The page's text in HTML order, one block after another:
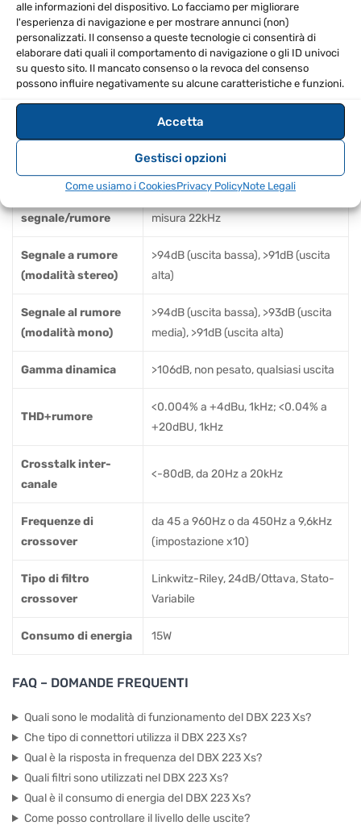
alle informazioni del dispositivo. Lo facciamo per migliorare
l'esperienza di navigazione e per mostrare annunci (non)
personalizzati. Il consenso a queste tecnologie ci consentirà di
elaborare dati quali il comportamento di navigazione o gli ID univoci
su questo sito. Il mancato consenso o la revoca del consenso
possono influire negativamente su alcune caratteristiche e funzioni.
Accetta
Gestisci opzioni
Come usiamo i CookiesPrivacy PolicyNote Legali
Ohm
Uscita massima
>+21dBu bilanciato / sbilanciato in
2kOhms o maggiore
Larghezza di banda da 20Hz a 20kHz, +/-0.5dB
Risposta in
<3Hz a >90kHz, +0/-3dB
segnale/rumore
misura 22kHz
Segnale a rumore
(modalità stereo)
>94dB (uscita bassa), >91dB (uscita
alta)
Segnale al rumore
(modalità mono)
>94dB (uscita bassa), >93dB (uscita
media), >91dB (uscita alta)
Gamma dinamica >106dB, non pesato, qualsiasi uscita
THD+rumore
<0.004% a +4dBu, 1kHz; <0.04% a
+20dBU, 1kHz
Crosstalk inter-
canale
<-80dB, da 20Hz a 20kHz
Frequenze di
crossover
da 45 a 960Hz o da 450Hz a 9,6kHz
(impostazione x10)
Tipo di filtro
crossover
Linkwitz-Riley, 24dB/Ottava, Stato-
Variabile
Consumo di energia 15W
FAQ – DOMANDE FREQUENTI
Quali sono le modalità di funzionamento del DBX 223 Xs?
Che tipo di connettori utilizza il DBX 223 Xs?
Qual è la risposta in frequenza del DBX 223 Xs?
Quali filtri sono utilizzati nel DBX 223 Xs?
Qual è il consumo di energia del DBX 223 Xs?
Come posso controllare il livello delle uscite?